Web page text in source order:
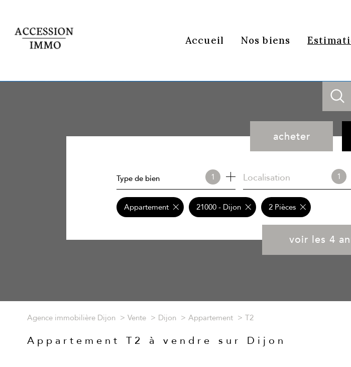
Accueil Nos biens
acheter
Type de bien 1 1
Localisation
voir les 4
Appartement 21000 - Dijon 2 Pièces
Agence immobilière Dijon Vente Dijon Appartement T2
Appartement T2 à vendre sur Dijon